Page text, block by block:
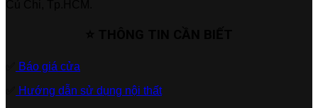
Báo giá cửa
Hướng dẫn sử dụng nội thất